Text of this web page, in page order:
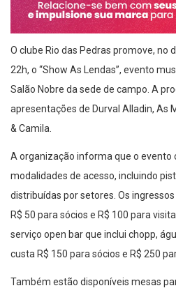
O clube Rio das Pedras promove, no
22h, o “Show As Lendas”, evento
Salão Nobre da sede de campo. A
apresentações de Durval Alladin, As
& Camila.
A organização informa que o
modalidades de acesso, incluindo
distribuídas por setores. Os
R$ 50 para sócios e R$ 100 para
serviço open bar que inclui chopp,
custa R$ 150 para sócios e R$ 250
Também estão disponíveis mesas